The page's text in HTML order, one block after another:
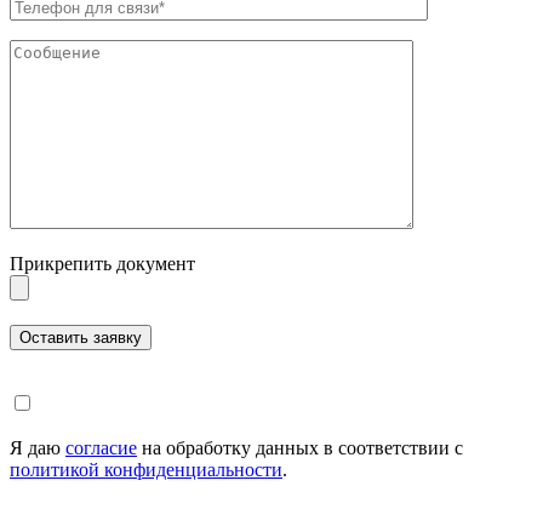
Прикрепить документ
Я даю согласие на обработку данных в соответствии с
политикой конфиденциальности.